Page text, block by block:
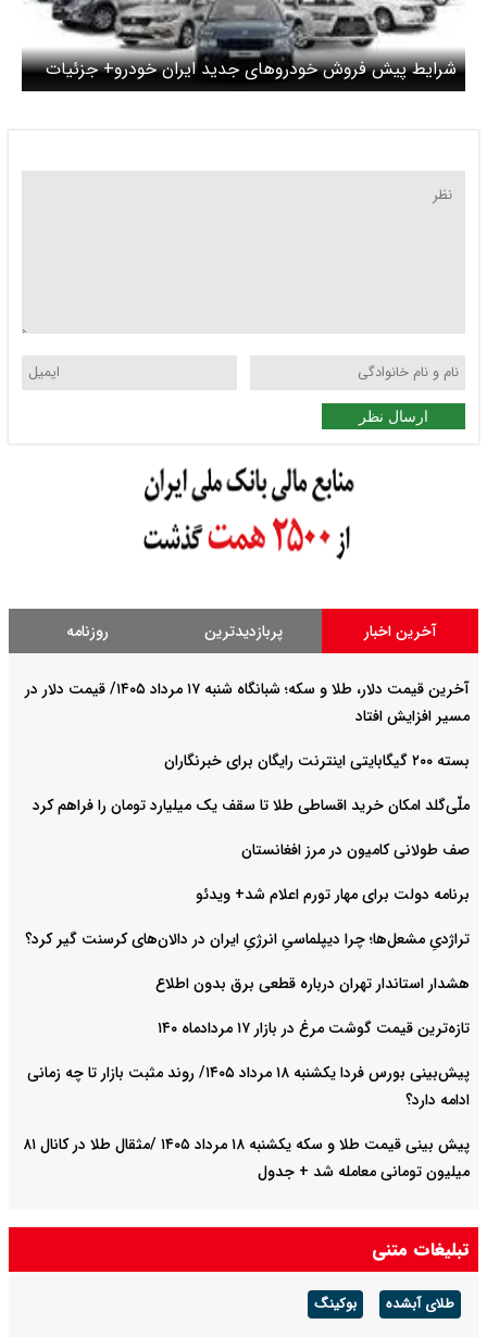
شرایط پیش فروش خودروهای جدید ایران خودرو+ جزئیات
ارسال نظر
آخرین اخبار پربازدیدترین روزنامه
آخرین قیمت دلار، طلا و سکه؛ شبانگاه شنبه ۱۷ مرداد ۱۴۰۵/ قیمت دلار در
مسیر افزایش افتاد
بسته ۲۰۰ گیگابایتی اینترنت رایگان برای خبرنگاران
ملّی‌گلد امکان خرید اقساطی طلا تا سقف یک میلیارد تومان را فراهم کرد
صف طولانی کامیون در مرز افغانستان
برنامه دولت برای مهار تورم اعلام شد+ ویدئو
تراژدیِ مشعل‌ها؛ چرا دیپلماسیِ انرژیِ ایران در دالان‌های کرسنت گیر کرد؟
هشدار استاندار تهران درباره قطعی برق بدون اطلاع
تازه‌ترین قیمت گوشت مرغ در بازار ۱۷ مردادماه ۱۴۰
پیش‌بینی بورس فردا یکشنبه ۱۸ مرداد ۱۴۰۵/ روند مثبت بازار تا چه زمانی
ادامه دارد؟
پیش‌ بینی قیمت طلا و سکه یکشنبه ۱۸ مرداد ۱۴۰۵ /مثقال طلا در کانال ۸۱
میلیون تومانی معامله شد + جدول
تبلیغات متنی
طلای آبشده بوکینگ